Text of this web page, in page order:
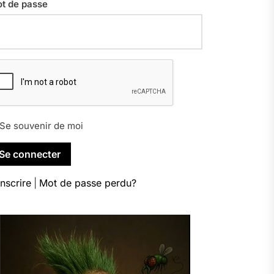
de passe
Se souvenir de moi
Mot de passe perdu?